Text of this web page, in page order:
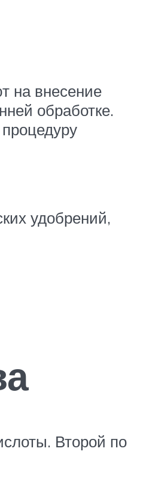
на внесение
обработке.
удобрений,
Второй по